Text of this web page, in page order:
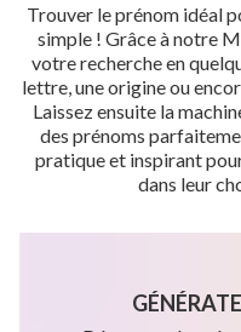
Trouver le prénom idéal
simple ! Grâce à notre
votre recherche en
lettre, une origine ou
Laissez ensuite la
des prénoms
pratique et inspirant
dans leur